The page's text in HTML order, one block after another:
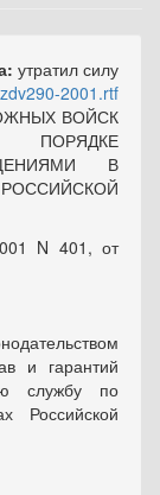
утратил силу
2001.rtf
ВОЙСК
ПОРЯДКЕ
В
N 401, от
и гарантий
службу по
Российской